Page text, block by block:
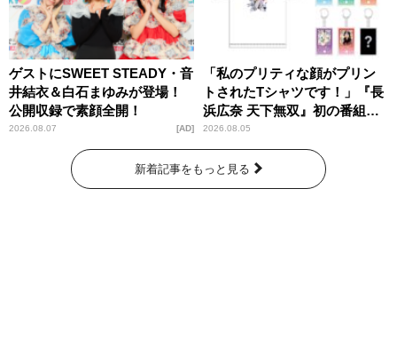
ゲストにSWEET STEADY・音
井結衣＆白石まゆみが登場！
公開収録で素顔全開！
2026.08.07 AD
「私のプリティな顔がプリン
トされたTシャツです！」『長
浜広奈 天下無双』初の番組グ
ッズ発売
2026.08.05
新着記事をもっと見る